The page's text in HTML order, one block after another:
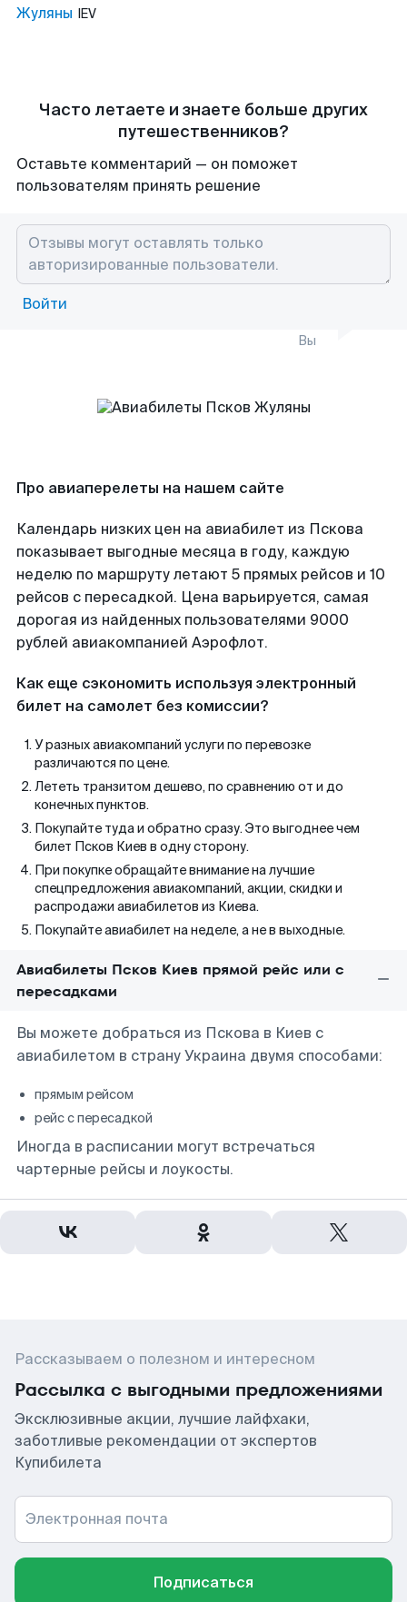
Жуляны IEV
Часто летаете и знаете больше других
путешественников?
Оставьте комментарий — он поможет
пользователям принять решение
Войти
Вы
Про авиаперелеты на нашем сайте
Календарь низких цен на авиабилет из Пскова
показывает выгодные месяца в году, каждую
неделю по маршруту летают 5 прямых рейсов и 10
рейсов с пересадкой. Цена варьируется, самая
дорогая из найденных пользователями 9000
рублей авиакомпанией Аэрофлот.
Как еще сэкономить используя электронный
билет на самолет без комиссии?
У разных авиакомпаний услуги по перевозке
различаются по цене.
Лететь транзитом дешево, по сравнению от и до
конечных пунктов.
Покупайте туда и обратно сразу. Это выгоднее чем
билет Псков Киев в одну сторону.
При покупке обращайте внимание на лучшие
спецпредложения авиакомпаний, акции, скидки и
распродажи авиабилетов из Киева.
Покупайте авиабилет на неделе, а не в выходные.
Авиабилеты Псков Киев прямой рейс или с
пересадками
Вы можете добраться из Пскова в Киев с
авиабилетом в страну Украина двумя способами:
прямым рейсом
рейс с пересадкой
Иногда в расписании могут встречаться
чартерные рейсы и лоукосты.
Рассказываем о полезном и интересном
Рассылка с выгодными предложениями
Эксклюзивные акции, лучшие лайфхаки,
заботливые рекомендации от экспертов
Купибилета
Электронная почта
Подписаться